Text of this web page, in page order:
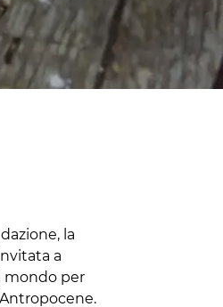
la
a
mondo per